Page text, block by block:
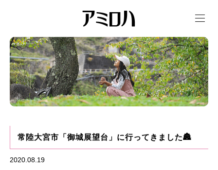
t
g
l
e
n
a
v
i
g
a
t
常陸大宮市「御城展望台」に行ってきました🏯
2020.08.19